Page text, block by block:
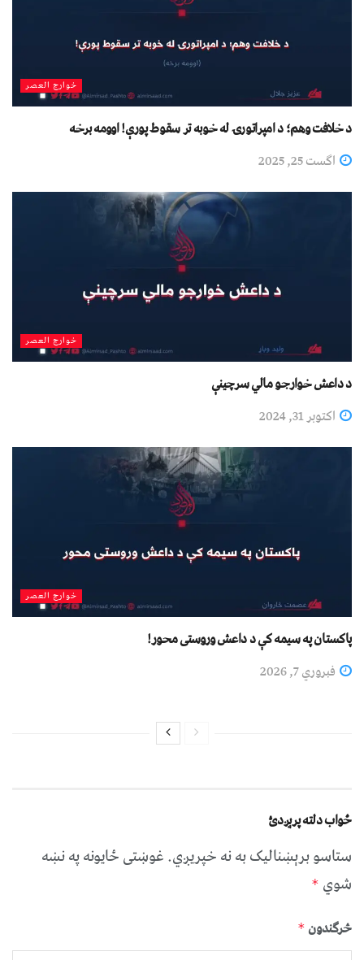
خوارج العصر
د خلافت وهم؛ د امپراتورۍ له خوبه تر سقوط پورې! اوومه برخه
اگست 25, 2025
خوارج العصر
د داعش خوارجو مالي سرچینې
اکتوبر 31, 2024
خوارج العصر
پاکستان په سیمه کې د داعش وروستی محور!
فبروري 7, 2026
ځواب دلته پرېږدئ
ستاسو برېښناليک به نه خپريږي.غوښتى ځایونه په نښه
شوي *
څرگندون *